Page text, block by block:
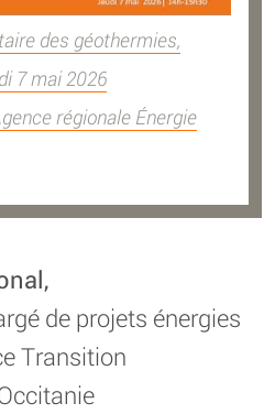
des géothermies,
7 mai 2026
régionale Énergie
de projets énergies
Transition